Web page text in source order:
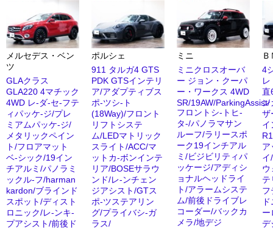
メルセデス・ベン
ツ
GLAクラス
GLA220 4マチック
4WD レ-ダ-セ-フテ
ィパッケ-ジ/プレ
ミアムパッケ-ジ/
メタリックペイン
ト/フロアマット
ベ-シック/19イン
チアルミ/パノラミ
ックル-フ/harman
kardon/ブラインド
スポット/ディスト
ロニック/レ-ンキ-
プアシスト/前後ド
ポルシェ
911 タルガ4 GTS
PDK GTSインテリ
ア/アダプティブス
ポ-ツシ-ト
(18Way)/フロント
リフトシステ
ム/LEDマトリック
スライト/ACC/マ
ットカ-ボンインテ
リア/BOSEサラウ
ンド/レ-ンチェン
ジアシスト/GTス
ポ-ツステアリン
グ/プライバシ-ガ
ラス/
ミニ
ミニクロスオーバ
ー ジョン・クーパ
ー・ワークス 4WD
SR/19AW/ParkingAssist/
フロントシ-トヒ-
タ-/パノラマサン
ルーフ/ラリースポ
ーク19インチアル
ミ/ビジビリティパ
ッケージ/アディシ
ョナルヘッドライ
ト/アラームシステ
ム/前後ドライブレ
コーダー/バックカ
メラ/地デジ
4
直
ン
ザ
イ
ア
イ
ウ
テ
フ
ー
デ